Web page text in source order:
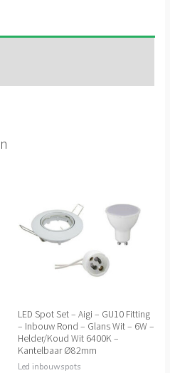
LED Spot Set – Aigi – GU10 Fitting
– Inbouw Rond – Glans Wit – 6W –
Helder/Koud Wit 6400K –
Kantelbaar Ø82mm
Led inbouwspots